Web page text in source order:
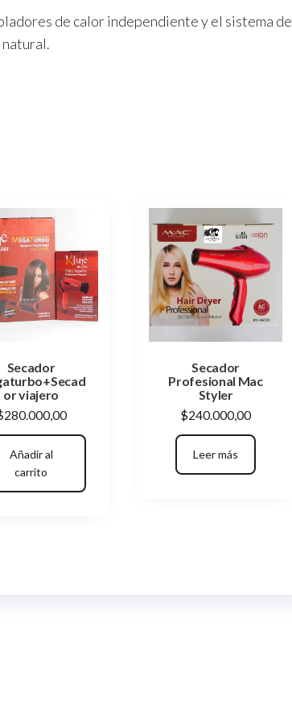
de calor independiente y el sistema de
Secador
or viajero
280.000,00
Añadir al
carrito
Secador
Profesional Mac
Styler
$240.000,00
Leer más